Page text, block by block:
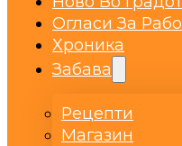
Огласи За
Хроника
Забава
Рецепти
Магазин